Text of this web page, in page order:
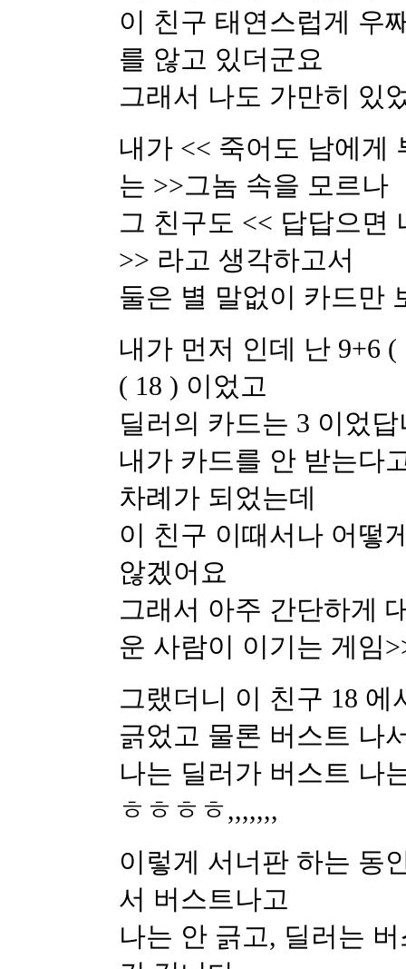
이 친구 태연스럽게 우
를 않고 있더군요
그래서 나도 가만히 있
내가 << 죽어도 남에게
는 >>그놈 속을 모르나
그 친구도 << 답답으면
>> 라고 생각하고서
둘은 별 말없이 카드만
내가 먼저 인데 난 9+6
( 18 ) 이었고
딜러의 카드는 3 이었
내가 카드를 안 받는다
차례가 되었는데
이 친구 이때서나 어떻
않겠어요
그래서 아주 간단하게
운 사람이 이기는 게임
그랬더니 이 친구 18 에
긁었고 물론 버스트 나
나는 딜러가 버스트 나
ㅎㅎㅎㅎ,,,,,,,
이렇게 서너판 하는 동
서 버스트나고
나는 안 긁고, 딜러는